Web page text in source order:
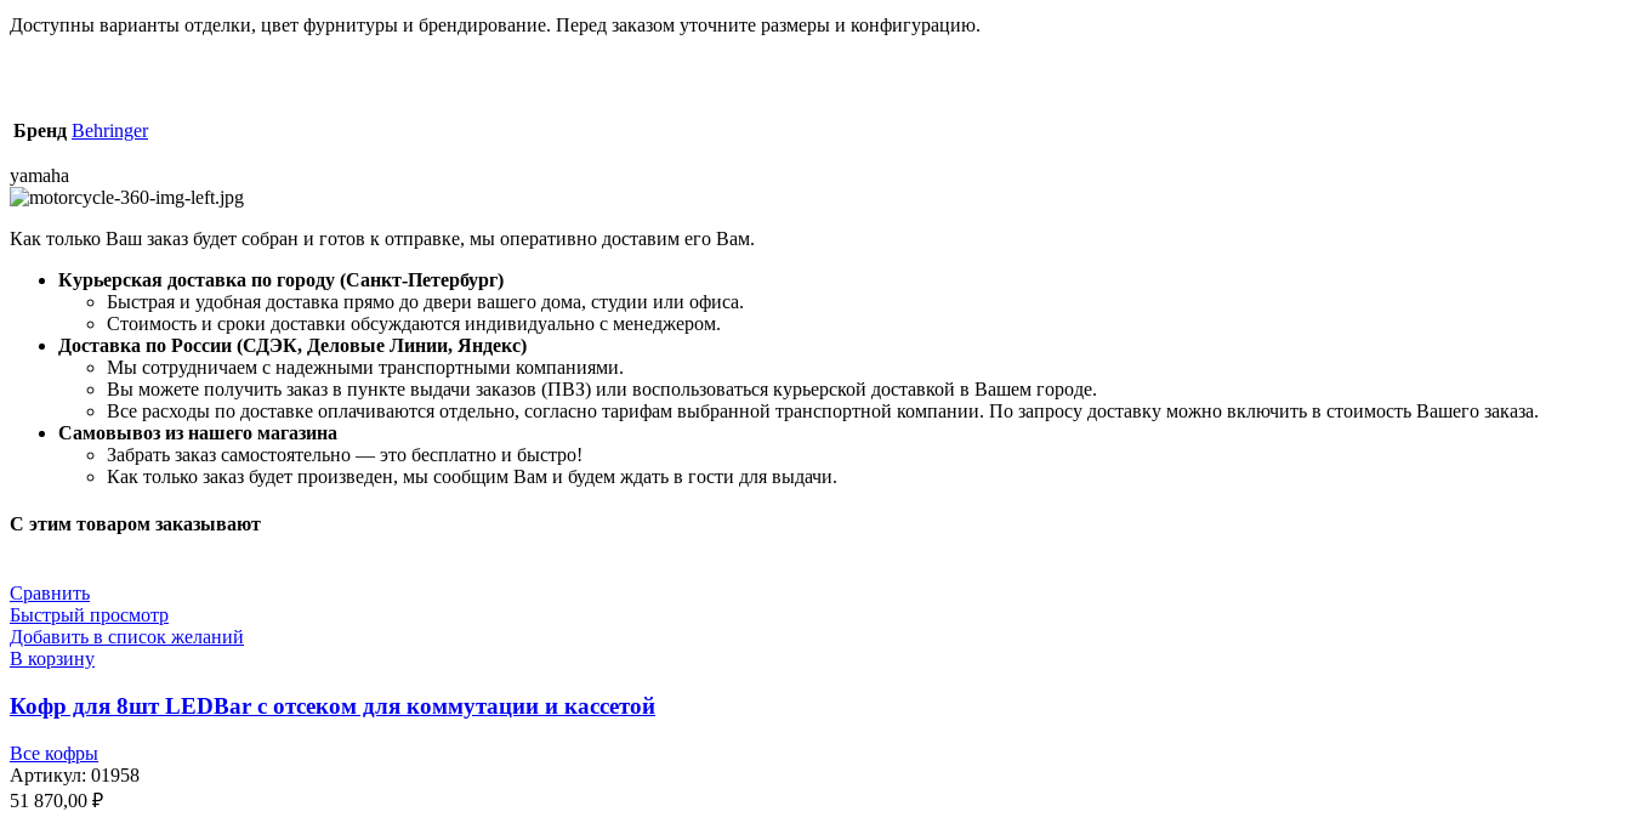
Доступны варианты отделки, цвет фурнитуры и брендирование. Перед заказом уточните размеры и конфигурацию.
Бренд Behringer
yamaha
Как только Ваш заказ будет собран и готов к отправке, мы оперативно доставим его Вам.
Курьерская доставка по городу (Санкт-Петербург)
Быстрая и удобная доставка прямо до двери вашего дома, студии или офиса.
Стоимость и сроки доставки обсуждаются индивидуально с менеджером.
Доставка по России (СДЭК, Деловые Линии, Яндекс)
Мы сотрудничаем с надежными транспортными компаниями.
Вы можете получить заказ в пункте выдачи заказов (ПВЗ) или воспользоваться курьерской доставкой в Вашем городе.
Все расходы по доставке оплачиваются отдельно, согласно тарифам выбранной транспортной компании. По запросу доставку можно включить в стоимость Вашего заказа.
Самовывоз из нашего магазина
Забрать заказ самостоятельно — это бесплатно и быстро!
Как только заказ будет произведен, мы сообщим Вам и будем ждать в гости для выдачи.
С этим товаром заказывают
Сравнить
Быстрый просмотр
Добавить в список желаний
В корзину
Кофр для 8шт LEDBar с отсеком для коммутации и кассетой
Все кофры
Артикул: 01958
51 870,00 ₽